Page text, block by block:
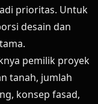
prioritas. Untuk
desain dan
pemilik proyek
tanah, jumlah
konsep fasad,